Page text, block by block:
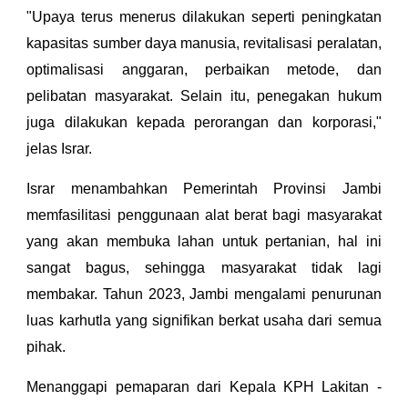
"Upaya terus menerus dilakukan seperti peningkatan
kapasitas sumber daya manusia, revitalisasi peralatan,
optimalisasi anggaran, perbaikan metode, dan
pelibatan masyarakat. Selain itu, penegakan hukum
juga dilakukan kepada perorangan dan korporasi,"
jelas Israr.
Israr menambahkan Pemerintah Provinsi Jambi
memfasilitasi penggunaan alat berat bagi masyarakat
yang akan membuka lahan untuk pertanian, hal ini
sangat bagus, sehingga masyarakat tidak lagi
membakar. Tahun 2023, Jambi mengalami penurunan
luas karhutla yang signifikan berkat usaha dari semua
pihak.
Menanggapi pemaparan dari Kepala KPH Lakitan -